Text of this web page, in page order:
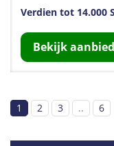
Verdien tot 14.000
Bekijk
1 2 3 .. 6